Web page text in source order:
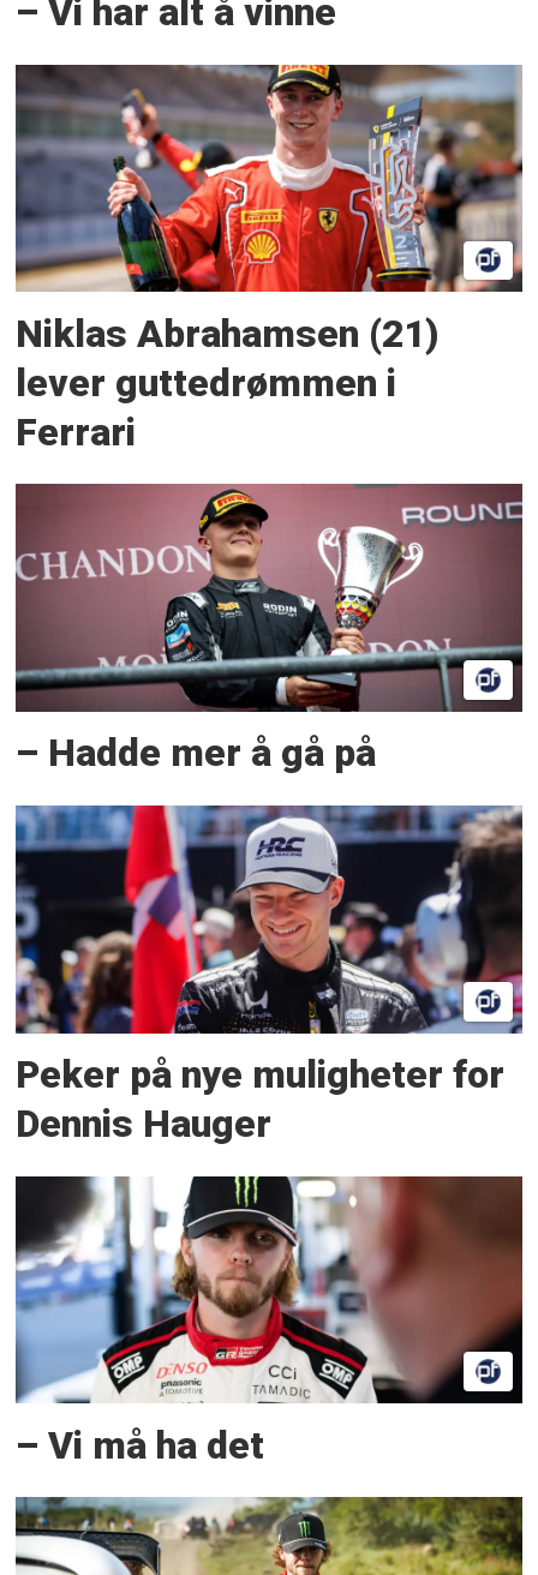
– Vi har alt å vinne
Niklas Abrahamsen (21)
lever guttedrømmen i
Ferrari
– Hadde mer å gå på
Peker på nye muligheter for
Dennis Hauger
– Vi må ha det